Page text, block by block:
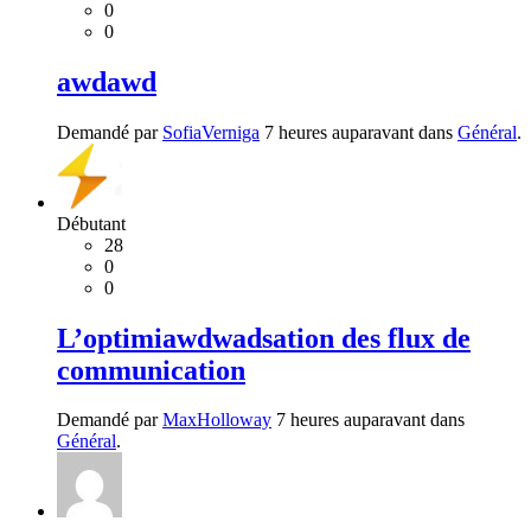
0
0
awdawd
Demandé par SofiaVerniga 7 heures auparavant dans Général.
Débutant
28
0
0
L’optimiawdwadsation des flux de
communication
Demandé parMaxHolloway 7 heures auparavant dans
Général.